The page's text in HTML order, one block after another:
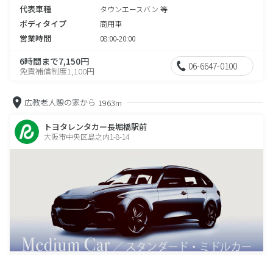
代表車種 タウンエースバン 等
ボディタイプ 商用車
営業時間 08:00-20:00
6時間まで7,150円
免責補償制度1,100円 06-6647-0100
広教老人憩の家から 1963m
トヨタレンタカー長堀橋駅前
大阪市中央区島之内1-8-14